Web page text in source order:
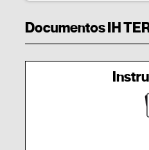
Documentos IH